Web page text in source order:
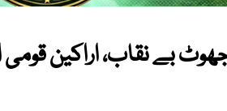
بے نقاب، اراکین